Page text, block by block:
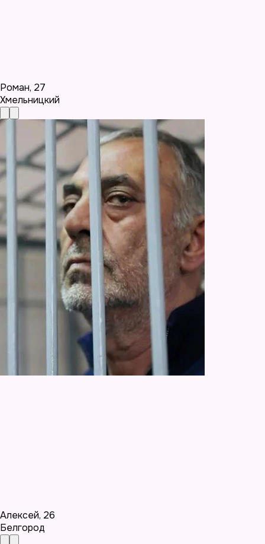
Роман, 27
Хмельницкий
Алексей, 26
Белгород